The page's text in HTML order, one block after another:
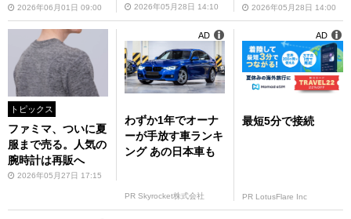
2026年06月01日 09:00 2026年05月28日 14:10 2026年05月28日 14:00
トピックス
ファミマ、ついに夏
服まで売る。人気の
腕時計は再販へ
2026年05月27日 17:15
わずか1年でオーナ
ーが手放す車ランキ
ング あの日本車も
PR Skyrocket株式会社
AD
最短5分で接続
PR LotusFlare Inc
AD